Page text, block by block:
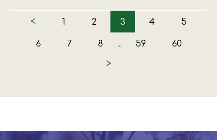
< 1 2 3 4 5
6 7 8 ... 59 60
>